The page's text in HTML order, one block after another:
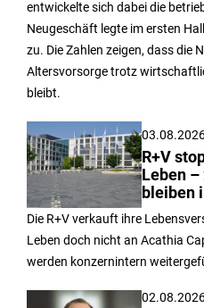
entwickelte sich dabei die
Neugeschäft legte im ersten
zu. Die Zahlen zeigen, dass die
Altersvorsorge trotz
bleibt.
R+V
Leben
bleiben
Die R+V verkauft ihre
Leben doch nicht an Acathia
werden konzernintern